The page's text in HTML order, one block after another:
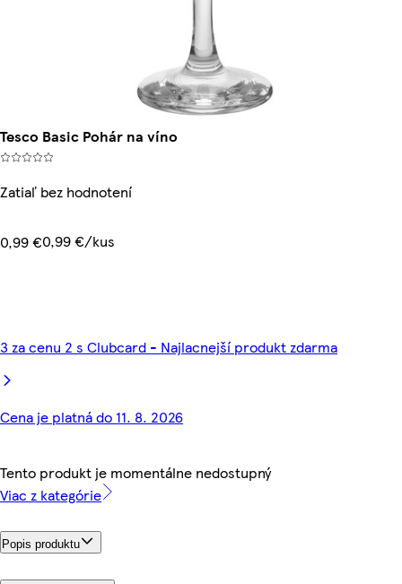
Tesco Basic Pohár na víno
Zatiaľ bez hodnotení
0,99 €0,99 €/kus
3 za cenu 2 s Clubcard - Najlacnejší produkt zdarma
Cena je platná do 11. 8. 2026
Tento produkt je momentálne nedostupný
Viac z kategórie
Popis produktu